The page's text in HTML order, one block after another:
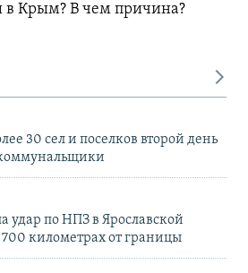
в Крым? В чем причина?
30 сел и поселков второй день
коммунальщики
удар по НПЗ в Ярославской
700 километрах от границы